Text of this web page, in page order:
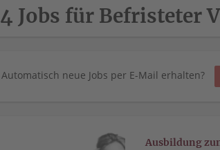
4 Jobs für Befristeter
Automatisch neue Jobs per E-Mail erhalten?
Ausbildung